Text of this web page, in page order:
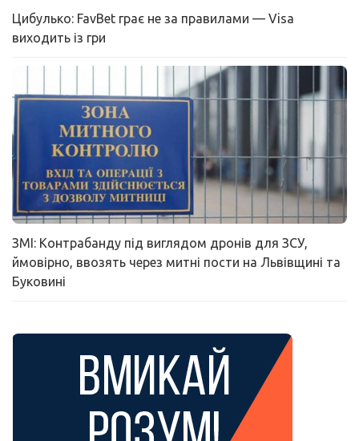
Цибулько: FavBet грає не за правилами — Visa
виходить із гри
ЗМІ: Контрабанду під виглядом дронів для ЗСУ,
ймовірно, ввозять через митні пости на Львівщині та
Буковині